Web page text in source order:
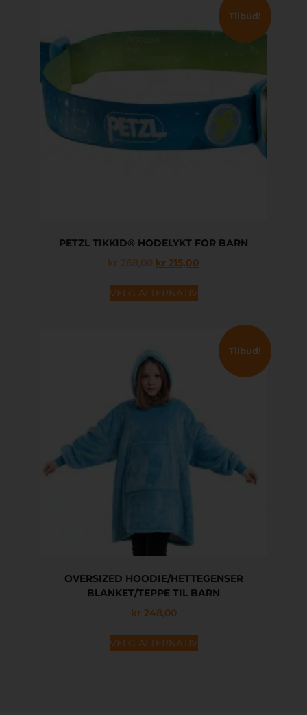
Tilbud!
PETZL TIKKID® HODELYKT FOR BARN
kr268,00 kr 215,00
VELG ALTERNATIV
Tilbud!
OVERSIZED HOODIE/HETTEGENSER
BLANKET/TEPPE TIL BARN
kr 248,00
VELG ALTERNATIV